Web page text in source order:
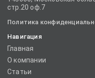
стр.20 оф.7
Политика
Навигация
Главная
О компании
Статьи